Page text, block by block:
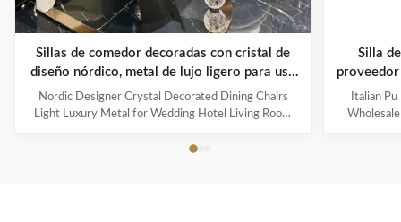
Sillas de comedor decoradas con cristal de
diseño nórdico, metal de lujo ligero para uso
en bodas, hoteles y salas de estar
Nordic Designer Crystal Decorated Dining Chairs
Light Luxury Metal for Wedding Hotel Living Room
Product specification Dear customer, please kindly
Silla
el
Italian